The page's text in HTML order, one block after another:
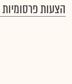
הצעות פרסומיות